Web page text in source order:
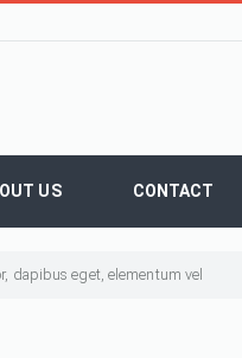
US CONTACT
dapibus eget, elementum vel